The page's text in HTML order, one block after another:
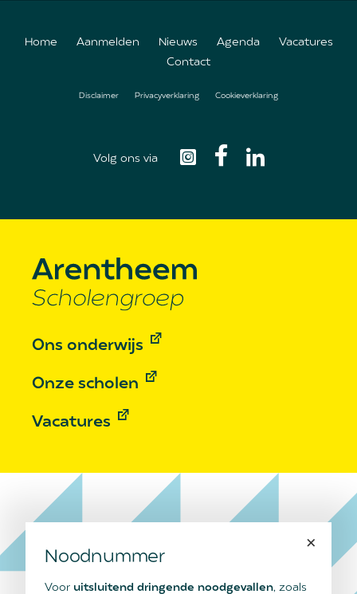
×
Noodnummer
Voor uitsluitend dringende noodgevallen, zoals
Home Aanmelden Nieuws Agenda
Vacatures
Contact
Footer
Disclaimer Privacyverklaring Cookieverklaring
Volg ons via
Ons onderwijs
Onze scholen
Vacatures